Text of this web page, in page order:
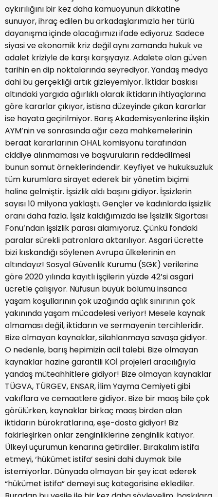
aykırılığını bir kez daha kamuoyunun dikkatine
sunuyor, ihraç edilen bu arkadaşlarımızla her türlü
dayanışma içinde olacağımızı ifade ediyoruz. Sadece
siyasi ve ekonomik kriz değil aynı zamanda hukuk ve
adalet kriziyle de karşı karşıyayız. Adalete olan güven
tarihin en dip noktalarında seyrediyor. Yandaş medya
dahi bu gerçekliği artık gizleyemiyor. İktidar baskısı
altındaki yargıda ağırlıklı olarak iktidarın ihtiyaçlarına
göre kararlar çıkıyor, istisna düzeyinde çıkan kararlar
ise hayata geçirilmiyor. Barış Akademisyenlerine ilişkin
AYM’nin ve sonrasında ağır ceza mahkemelerinin
beraat kararlarının OHAL komisyonu tarafından
ciddiye alınmaması ve başvuruların reddedilmesi
bunun somut örneklerindendir. Keyfiyet ve hukuksuzluk
tüm kurumlara sirayet ederek bir yönetim biçimi
haline gelmiştir. İşsizlik aldı başını gidiyor. İşsizlerin
sayısı 10 milyona yaklaştı. Gençler ve kadınlarda işsizlik
oranı daha fazla. İşsiz kaldığımızda ise İşsizlik Sigortası
Fonu’ndan işsizlik parası alamıyoruz. Çünkü fondaki
paralar sürekli patronlara aktarılıyor. Asgari ücrette
bizi kıskandığı söylenen Avrupa ülkelerinin en
altındayız! Sosyal Güvenlik Kurumu (SGK) verilerine
göre 2020 yılında kayıtlı işçilerin yüzde 42’si asgari
ücretle çalışıyor. Nüfusun büyük bölümü insanca
yaşam koşullarının çok uzağında açlık sınırının çok
yakınında yaşam mücadelesi veriyor! Mesele kaynak
olmaması değil, iktidarın ve sermayenin tercihleridir.
Bize olmayan kaynaklar, silahlanmaya savaşa gidiyor.
O nedenle, barış hepimizin acil talebi. Bize olmayan
kaynaklar hazine garantili KOİ projeleri aracılığıyla
yandaş müteahhitlere gidiyor! Bize olmayan kaynaklar
TÜGVA, TÜRGEV, ENSAR, İlim Yayma Cemiyeti gibi
vakıflara ve cemaatlere gidiyor. Bize bir maaş bile çok
görülürken, kaynaklar birkaç maaş birden alan
iktidarın bürokratlarına, eşe-dosta gidiyor! Biz
fakirleşirken onlar zenginliklerine zenginlik katıyor.
Ülkeyi uçurumun kenarına getirdiler. Bırakalım istifa
etmeyi, ‘hükümet istifa’ sesini dahi duymak bile
istemiyorlar. Dünyada olmayan bir şey icat ederek
“hükümet istifa” demeyi suç kategorisine eklediler.